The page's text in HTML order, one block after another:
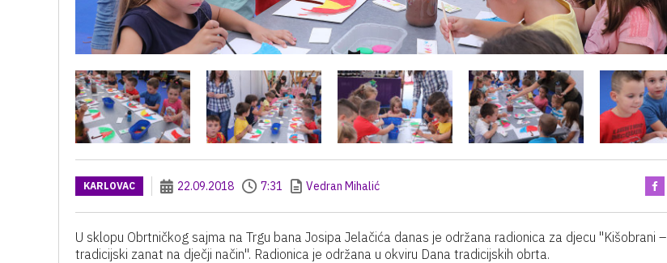
KARLOVAC 22.09.2018 7:31 Vedran Mihalić
U sklopu Obrtničkog sajma na Trgu bana Josipa Jelačića danas je održana radionica za djecu "Kišobrani –
tradicijski zanat na dječji način". Radionica je održana u okviru Dana tradicijskih obrta.